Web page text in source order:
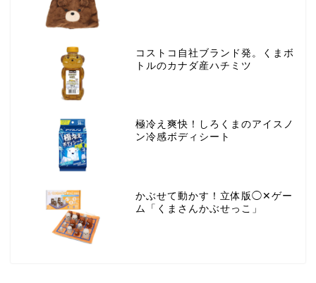
コストコ自社ブランド発。くまボ
トルのカナダ産ハチミツ
極冷え爽快！しろくまのアイスノ
ン冷感ボディシート
かぶせて動かす！立体版◯✕ゲー
ム「くまさんかぶせっこ」